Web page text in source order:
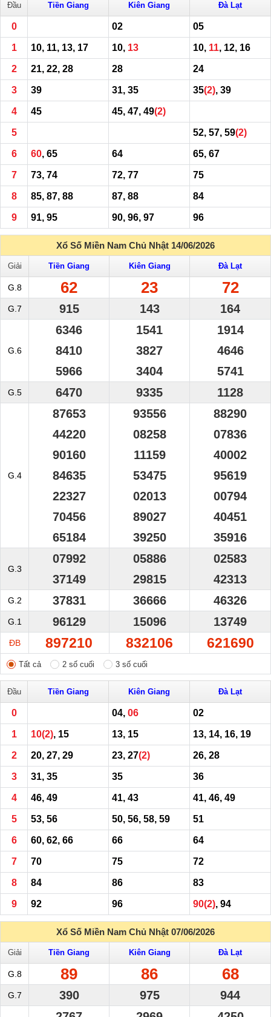
Đầu Tiền Giang Kiên Giang Đà Lạt
0 02 05
1 10, 11, 13, 17 10, 13 10, 11, 12, 16
2 21, 22, 28 28 24
3 39 31, 35 35(2), 39
4 45 45, 47, 49(2)
5 52, 57, 59(2)
6 60, 65 64 65, 67
7 73, 74 72, 77 75
8 85, 87, 88 87, 88 84
9 91, 95 90, 96, 97 96
Xổ Số Miền Nam Chủ Nhật 14/06/2026
Giải Tiền Giang Kiên Giang Đà Lạt
G.8 62 23 72
G.7 915 143 164
G.6
6346
8410
5966
1541
3827
3404
1914
4646
5741
G.5 6470 9335 1128
G.4
87653
44220
90160
84635
22327
70456
65184
93556
08258
11159
53475
02013
89027
39250
88290
07836
40002
95619
00794
40451
35916
G.3
07992
37149
05886
29815
02583
42313
G.2 37831 36666 46326
G.1 96129 15096 13749
ĐB 897210 832106 621690
Tất cả 2 số cuối 3 số cuối
Đầu Tiền Giang Kiên Giang Đà Lạt
0 04, 06 02
1 10(2), 15 13, 15 13, 14, 16, 19
2 20, 27, 29 23, 27(2) 26, 28
3 31, 35 35 36
4 46, 49 41, 43 41, 46, 49
5 53, 56 50, 56, 58, 59 51
6 60, 62, 66 66 64
7 70 75 72
8 84 86 83
9 92 96 90(2), 94
Xổ Số Miền Nam Chủ Nhật 07/06/2026
Giải Tiền Giang Kiên Giang Đà Lạt
G.8 89 86 68
G.7 390 975
944